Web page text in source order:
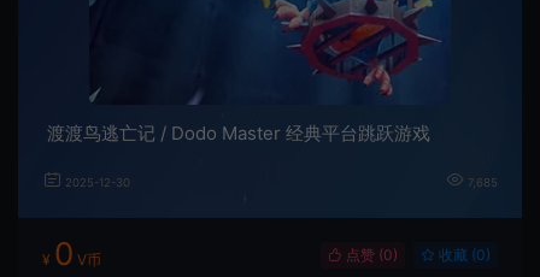
渡渡鸟逃亡记 / Dodo Master 经典平台跳跃游戏
2025-12-30 7,685
¥ 0 V币 点赞 (0) 收藏 (0)